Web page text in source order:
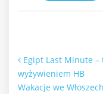
Egipt Last Minute
wyżywieniem HB
Wakacje we